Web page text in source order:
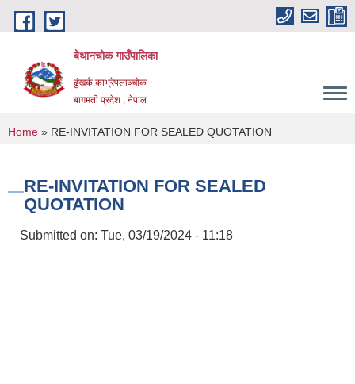
Skip to main content
बेथानचोक गाउँपालिका
ढुंखर्क,काभ्रेपलाञ्चाेक
बागमती प्रदेश , नेपाल
You are here
Home » RE-INVITATION FOR SEALED QUOTATION
RE-INVITATION FOR SEALED
QUOTATION
Submitted on: Tue, 03/19/2024 - 11:18